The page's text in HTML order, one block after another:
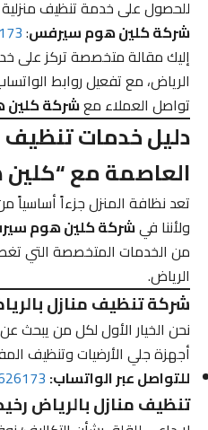
للحصول على خدمة تنظيف منزلية
شركة كلين هوم سيرفس:
إليك مقالة متخصصة تركز على
الرياض، مع تفعيل روابط
تواصل العملاء معشركة كلين
دليل خدمات تنظيف
العاصمة مع “كلين
تعد نظافة المنزل جزءاً أساسياً من
ولأننا فيشركة كلين هوم سيرفز
من الخدمات المتخصصة التي تغطي
الرياض.
شركة تنظيف منازل بالرياض
نحن الخيار الأول لكل من يبحث عن
أجهزة جلي الأرضيات وتنظيف
للتواصل عبر الواتساب:
تنظيف منازل بالرياض